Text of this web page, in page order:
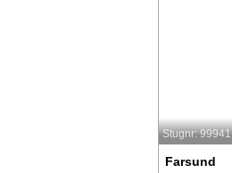
Stugnr: 99941
Farsund